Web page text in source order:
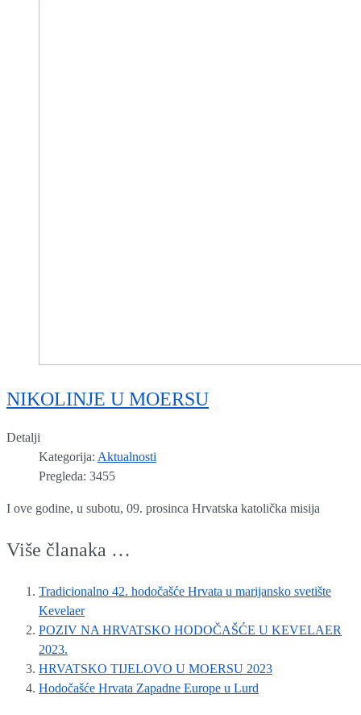
NIKOLINJE U MOERSU
Detalji
Kategorija: Aktualnosti
Pregleda: 3455
I ove godine, u subotu, 09. prosinca Hrvatska katolička misija
Više članaka …
Tradicionalno 42. hodočašće Hrvata u marijansko svetište
Kevelaer
POZIV NA HRVATSKO HODOČAŠĆE U KEVELAER
2023.
HRVATSKO TIJELOVO U MOERSU 2023
Hodočašće Hrvata Zapadne Europe u Lurd